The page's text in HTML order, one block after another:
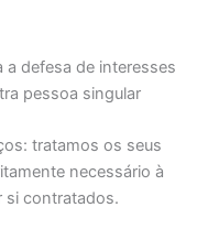
defesa de interesses
pessoa singular
tratamos os seus
necessário à
si contratados.